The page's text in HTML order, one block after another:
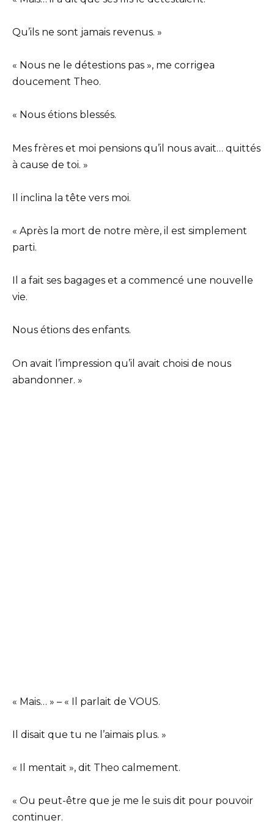
Qu’ils ne sont jamais revenus. »
« Nous ne le détestions pas », me corrigea
doucement Theo.
« Nous étions blessés.
Mes frères et moi pensions qu’il nous avait… quittés
à cause de toi. »
Il inclina la tête vers moi.
« Après la mort de notre mère, il est simplement
parti.
Il a fait ses bagages et a commencé une nouvelle
vie.
Nous étions des enfants.
On avait l’impression qu’il avait choisi de nous
abandonner. »
« Mais… » – « Il parlait de VOUS.
Il disait que tu ne l’aimais plus. »
« Il mentait », dit Theo calmement.
« Ou peut-être que je me le suis dit pour pouvoir
continuer.